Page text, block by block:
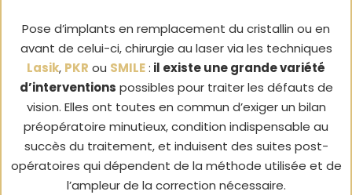
Pose d’implants en remplacement du cristallin ou en
avant de celui-ci, chirurgie au laser via les techniques
Lasik, PKR ou SMILE: il existe une grande variété
d’interventions possibles pour traiter les défauts de
vision. Elles ont toutes en commun d’exiger un bilan
préopératoire minutieux, condition indispensable au
succès du traitement, et induisent des suites post-
opératoires qui dépendent de la méthode utilisée et de
l’ampleur de la correction nécessaire.